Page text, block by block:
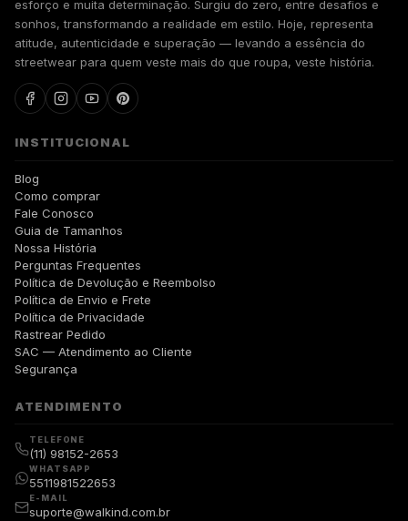
esforço e muita determinação. Surgiu do zero, entre desafios e
sonhos, transformando a realidade em estilo. Hoje, representa
atitude, autenticidade e superação — levando a essência do
streetwear para quem veste mais do que roupa, veste história.
INSTITUCIONAL
Blog
Como comprar
Fale Conosco
Guia de Tamanhos
Nossa História
Perguntas Frequentes
Política de Devolução e Reembolso
Política de Envio e Frete
Política de Privacidade
Rastrear Pedido
SAC — Atendimento ao Cliente
Segurança
ATENDIMENTO
TELEFONE
(11) 98152-2653
WHATSAPP
5511981522653
E-MAIL
suporte@walkind.com.br